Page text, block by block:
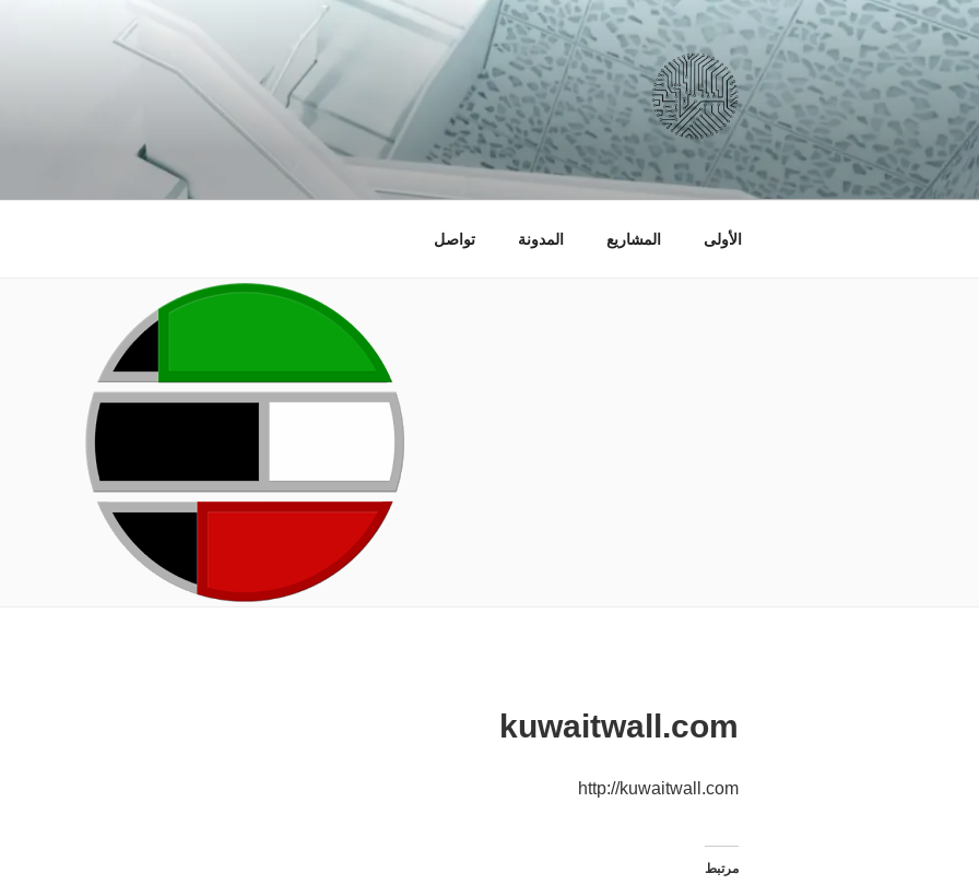
التجاوز
إلى
المحتوى
السبرانية
لتصميم التطبيقات و المواقع الالكترونية
الأولى المشاريع المدونة تواصل
kuwaitwall.com
http://kuwaitwall.com
مرتبط